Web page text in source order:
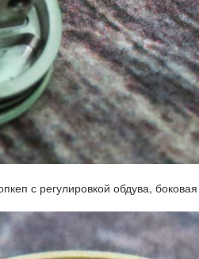
с регулировкой обдува,